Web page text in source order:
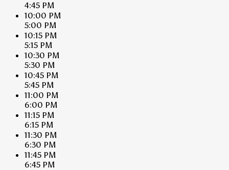
4:45 PM
10:00 PM
5:00 PM
10:15 PM
5:15 PM
10:30 PM
5:30 PM
10:45 PM
5:45 PM
11:00 PM
6:00 PM
11:15 PM
6:15 PM
11:30 PM
6:30 PM
11:45 PM
6:45 PM